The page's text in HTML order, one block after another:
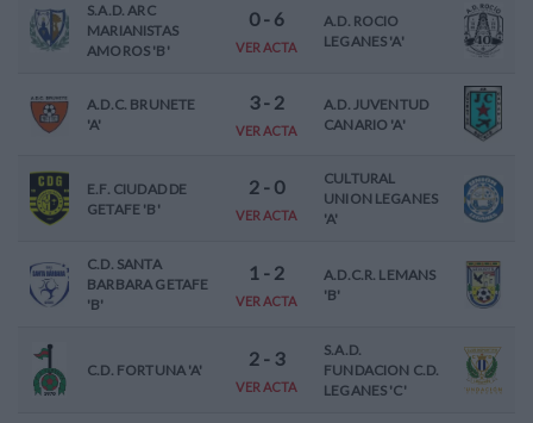
S.A.D. ARC
MARIANISTAS
AMOROS 'B'
0- 6
VER ACTA
A.D. ROCIO
LEGANES 'A'
A.D.C. BRUNETE
'A'
3- 2
VER ACTA
A.D. JUVENTUD
CANARIO 'A'
E.F. CIUDAD DE
GETAFE 'B'
2- 0
VER ACTA
CULTURAL
UNION LEGANES
'A'
C.D. SANTA
BARBARA GETAFE
'B'
1 - 2
VER ACTA
A.D.C.R. LEMANS
'B'
C.D. FORTUNA 'A'
2- 3
VER ACTA
S.A.D.
FUNDACION C.D.
LEGANES 'C'